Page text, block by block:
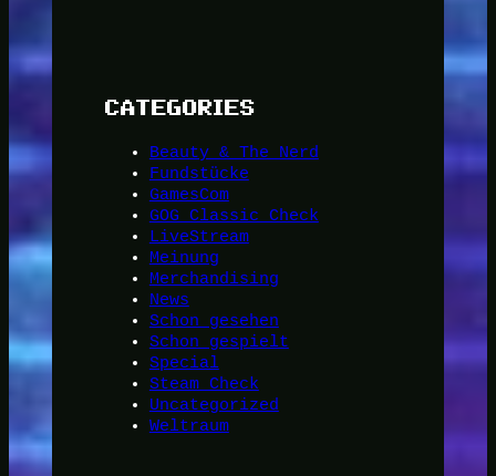
CATEGORIES
Beauty & The Nerd
Fundstücke
GamesCom
GOG Classic Check
LiveStream
Meinung
Merchandising
News
Schon gesehen
Schon gespielt
Special
Steam Check
Uncategorized
Weltraum